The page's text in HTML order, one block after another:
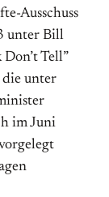
Ausschuss
unter Bill
Tell”
die unter
im Juni